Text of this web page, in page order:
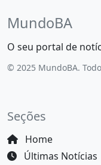
MundoBA
O seu portal de
© 2025 MundoBA.
Seções
Home
Últimas Notícias